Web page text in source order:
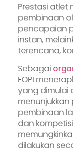
Prestasi atlet
pembinaan
pencapaian
instan,
terencana,
Sebagai
FOPI
yang dimulai
pembinaan
dan
dilakukan